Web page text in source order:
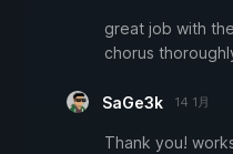
great job with
chorus
SaGe3k 14 1月
Thank you!